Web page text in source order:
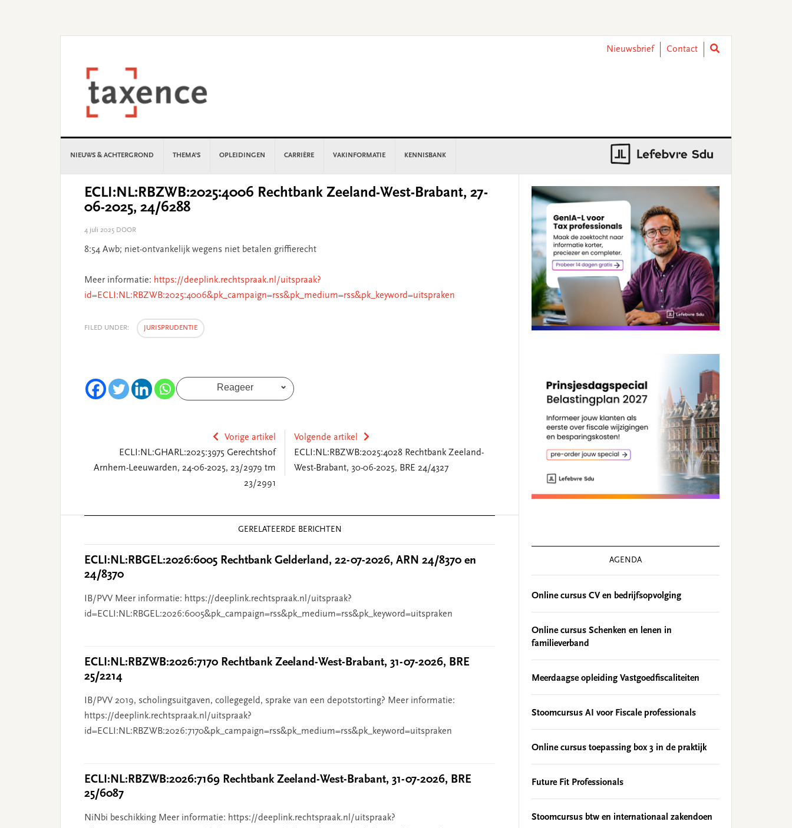
Nieuwsbrief
Contact
NIEUWS & ACHTERGROND THEMA’S OPLEIDINGEN CARRIÈRE VAKINFORMATIE KENNISBANK
ECLI:NL:RBZWB:2025:4006 Rechtbank Zeeland-West-Brabant, 27-
06-2025, 24/6288
4 juli 2025 DOOR
8:54 Awb; niet-ontvankelijk wegens niet betalen griffierecht
Meer informatie: https://deeplink.rechtspraak.nl/uitspraak?
id=ECLI:NL:RBZWB:2025:4006&pk_campaign=rss&pk_medium=rss&pk_keyword=uitspraken
FILED UNDER: JURISPRUDENTIE
Reageer
Vorige artikel
ECLI:NL:GHARL:2025:3975 Gerechtshof
Arnhem-Leeuwarden, 24-06-2025, 23/2979 tm
23/2991
Volgende artikel
ECLI:NL:RBZWB:2025:4028 Rechtbank Zeeland-
West-Brabant, 30-06-2025, BRE 24/4327
GERELATEERDE BERICHTEN
ECLI:NL:RBGEL:2026:6005 Rechtbank Gelderland, 22-07-2026, ARN 24/8370 en
24/8370
IB/PVV Meer informatie: https://deeplink.rechtspraak.nl/uitspraak?
id=ECLI:NL:RBGEL:2026:6005&pk_campaign=rss&pk_medium=rss&pk_keyword=uitspraken
ECLI:NL:RBZWB:2026:7170 Rechtbank Zeeland-West-Brabant, 31-07-2026, BRE
25/2214
IB/PVV 2019, scholingsuitgaven, collegegeld, sprake van een depotstorting? Meer informatie:
https://deeplink.rechtspraak.nl/uitspraak?
id=ECLI:NL:RBZWB:2026:7170&pk_campaign=rss&pk_medium=rss&pk_keyword=uitspraken
ECLI:NL:RBZWB:2026:7169 Rechtbank Zeeland-West-Brabant, 31-07-2026, BRE
25/6087
NiNbi beschikking Meer informatie: https://deeplink.rechtspraak.nl/uitspraak?
Sidebar
AGENDA
Online cursus CV en bedrijfsopvolging
Online cursus Schenken en lenen in
familieverband
Meerdaagse opleiding Vastgoedfiscaliteiten
Stoomcursus AI voor Fiscale professionals
Online cursus toepassing box 3 in de praktijk
Future Fit Professionals
Stoomcursus btw en internationaal zakendoen